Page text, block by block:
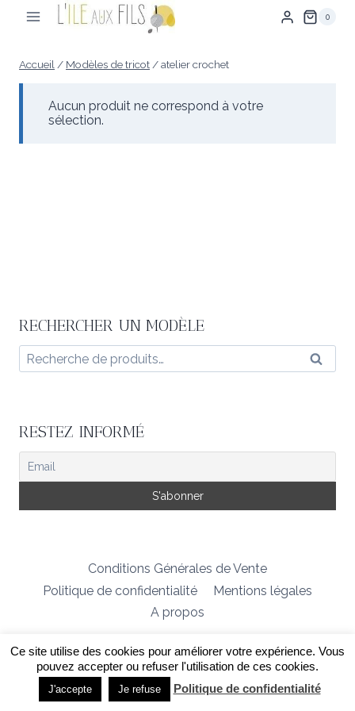
0
Accueil/ Modèles de tricot/atelier crochet
Aucun produit ne correspond à votre
sélection.
RECHERCHER UN MODÈLE
Recherche
pour :
RESTEZ INFORMÉ
Conditions Générales de Vente
Politique de confidentialité
Mentions légales
A propos
© 2026 Créatrice de modèles tricot
Ce site utilise des cookies pour améliorer votre expérience. Vous
pouvez accepter ou refuser l'utilisation de ces cookies.
J'accepte Je refuse Politique de confidentialité